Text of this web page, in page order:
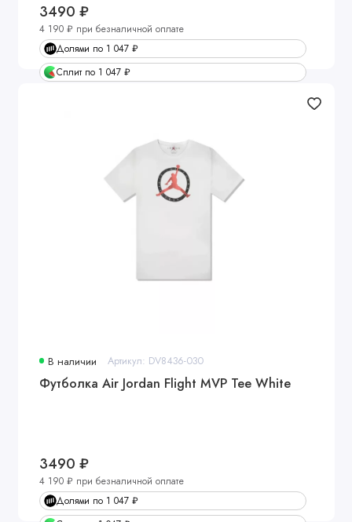
3490 ₽
4 190 ₽ при безналичной оплате
Долями по 1 047 ₽
Сплит по 1 047 ₽
В наличии Артикул: DV8436-030
Футболка Air Jordan Flight MVP Tee White
3490 ₽
4 190 ₽ при безналичной оплате
Долями по 1 047 ₽